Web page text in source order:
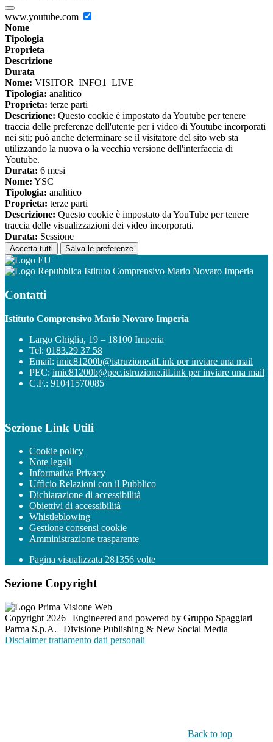
www.youtube.com
Nome
Tipologia
Proprieta
Descrizione
Durata
Nome: VISITOR_INFO1_LIVE
Tipologia: analitico
Proprieta: terze parti
Descrizione: Questo cookie è impostato da Youtube per tenere
traccia delle preferenze dell'utente per i video di Youtube incorporati
nei siti; può anche determinare se il visitatore del sito web sta
utilizzando la nuova o la vecchia versione dell'interfaccia di
Youtube.
Durata: 6 mesi
Nome: YSC
Tipologia: analitico
Proprieta: terze parti
Descrizione: Questo cookie è impostato da YouTube per tenere
traccia delle visualizzazioni dei video incorporati.
Durata: Sessione
Accetta tutti Salva le preferenze
Istituto Comprensivo Mario Novaro Imperia
Contatti
Istituto Comprensivo Mario Novaro Imperia
Largo Ghiglia, 19 – 18100 Imperia
Tel: 0183.29 37 58
Email: imic81200b@istruzione.itLink per inviare una mail
PEC: imic81200b@pec.istruzione.itLink per inviare una mail
C.F.: 91041570085
Sezione Link Utili
Cookie policy
Note legali
Informativa Privacy
Ufficio Relazioni con il Pubblico
Dichiarazione di accessibilità
Obiettivi di accessibilità
Whistleblowing
Gestione consensi cookie
Amministrazione trasparente
Pagina visualizzata 281356 volte
Sezione Copyright
Copyright 2026 | Engineered and powered by Gruppo Spaggiari
Parma S.p.A. | Divisione Publishing & New Social Media
Disclaimer trattamento dati personali
Back to top